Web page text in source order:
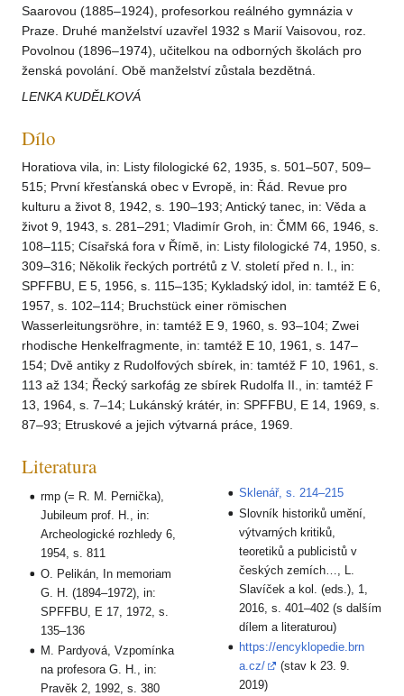
Saarovou (1885–1924), profesorkou reálného gymnázia v
Praze. Druhé manželství uzavřel 1932 s Marií Vaisovou, roz.
Povolnou (1896–1974), učitelkou na odborných školách pro
ženská povolání. Obě manželství zůstala bezdětná.
LENKA KUDĚLKOVÁ
Dílo
Horatiova vila, in: Listy filologické 62, 1935, s. 501–507, 509–
515; První křesťanská obec v Evropě, in: Řád. Revue pro
kulturu a život 8, 1942, s. 190–193; Antický tanec, in: Věda a
život 9, 1943, s. 281–291; Vladimír Groh, in: ČMM 66, 1946, s.
108–115; Císařská fora v Římě, in: Listy filologické 74, 1950, s.
309–316; Několik řeckých portrétů z V. století před n. l., in:
SPFFBU, E 5, 1956, s. 115–135; Kykladský idol, in: tamtéž E 6,
1957, s. 102–114; Bruchstück einer römischen
Wasserleitungsröhre, in: tamtéž E 9, 1960, s. 93–104; Zwei
rhodische Henkelfragmente, in: tamtéž E 10, 1961, s. 147–
154; Dvě antiky z Rudolfových sbírek, in: tamtéž F 10, 1961, s.
113 až 134; Řecký sarkofág ze sbírek Rudolfa II., in: tamtéž F
13, 1964, s. 7–14; Lukánský krátér, in: SPFFBU, E 14, 1969, s.
87–93; Etruskové a jejich výtvarná práce, 1969.
Literatura
rmp (= R. M. Pernička),
Jubileum prof. H., in:
Archeologické rozhledy 6,
1954, s. 811
O. Pelikán, In memoriam
G. H. (1894–1972), in:
SPFFBU, E 17, 1972, s.
135–136
M. Pardyová, Vzpomínka
na profesora G. H., in:
Pravěk 2, 1992, s. 380
Sklenář, s. 214–215
Slovník historiků umění,
výtvarných kritiků,
teoretiků a publicistů v
českých zemích…, L.
Slavíček a kol. (eds.), 1,
2016, s. 401–402 (s dalším
dílem a literaturou)
https://encyklopedie.brn
a.cz/
(stav k 23. 9.
2019)